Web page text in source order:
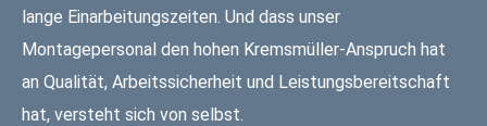
lange Einarbeitungszeiten. Und dass unser
Montagepersonal den hohen Kremsmüller-Anspruch hat
an Qualität, Arbeitssicherheit und Leistungsbereitschaft
hat, versteht sich von selbst.